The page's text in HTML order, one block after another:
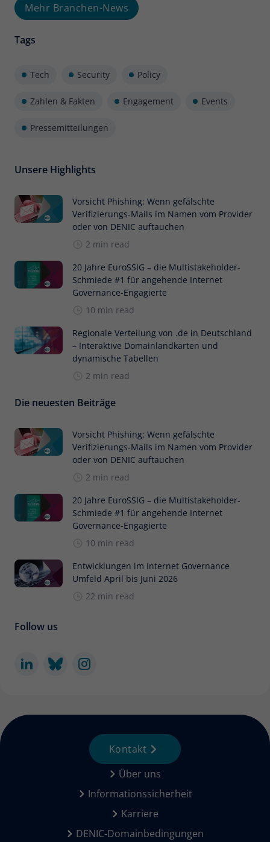
Mehr Branchen-News
Tags
Tech Security Policy
Zahlen & Fakten Engagement Events
Pressemitteilungen
Unsere Highlights
Vorsicht Phishing: Wenn gefälschte
Verifizierungs-Mails im Namen vom Provider
oder von DENIC auftauchen
2 min read
20 Jahre EuroSSIG – die Multistakeholder-
Schmiede #1 für angehende Internet
Governance-Engagierte
10 min read
Regionale Verteilung von .de in Deutschland
– Interaktive Domainlandkarten und
dynamische Tabellen
2 min read
Die neuesten Beiträge
Vorsicht Phishing: Wenn gefälschte
Verifizierungs-Mails im Namen vom Provider
oder von DENIC auftauchen
2 min read
20 Jahre EuroSSIG – die Multistakeholder-
Schmiede #1 für angehende Internet
Governance-Engagierte
10 min read
Entwicklungen im Internet Governance
Umfeld April bis Juni 2026
22 min read
Follow us
Über uns
Informationssicherheit
Karriere
DENIC-Domainbedingungen
Kontakt